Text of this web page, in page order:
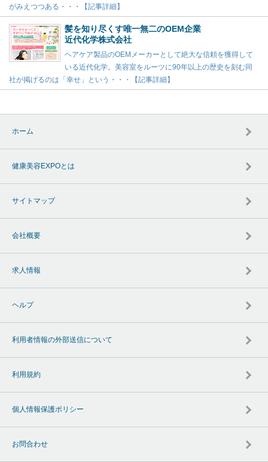
がみえつつある・・・【記事詳細】
髪を知り尽くす唯一無二のOEM企業
近代化学株式会社
ヘアケア製品のOEMメーカーとして絶大な信頼を獲得して
いる近代化学。美容室をルーツに90年以上の歴史を刻む同
社が掲げるのは「幸せ」という・・・【記事詳細】
ホーム
健康美容EXPOとは
サイトマップ
会社概要
求人情報
ヘルプ
利用者情報の外部送信について
利用規約
個人情報保護ポリシー
お問合わせ